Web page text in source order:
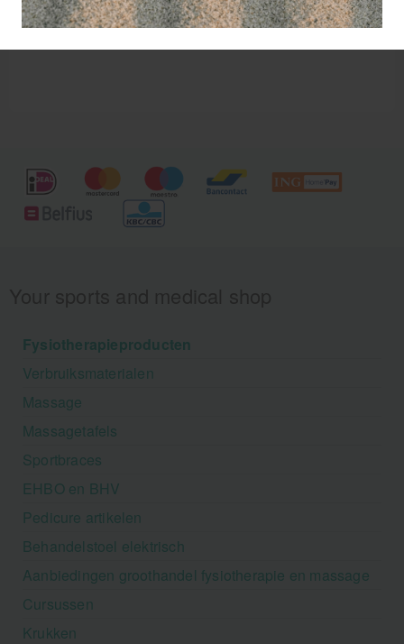
Fysiotherapieproducten
Verbruiksmaterialen
Massage
Massagetafels
Sportbraces
EHBO en BHV
Pedicure artikelen
Behandelstoel elektrisch
Aanbiedingen groothandel fysiotherapie en massage
Cursussen
Krukken